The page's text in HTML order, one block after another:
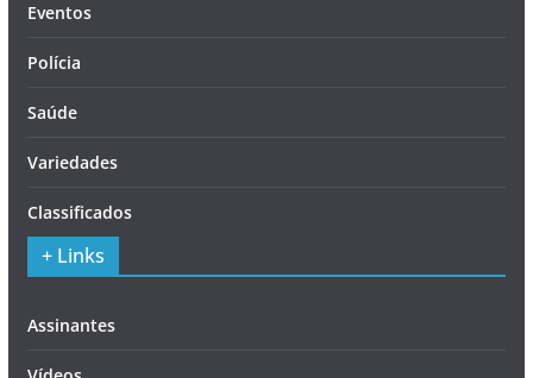
Eventos
Polícia
Saúde
Variedades
Classificados
+ Links
Assinantes